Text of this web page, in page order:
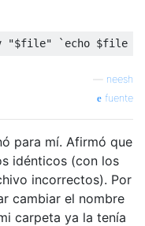
neesh
fuente
para mí. Afirmó que
idénticos (con los
incorrectos). Por
cambiar el nombre
carpeta ya la tenía